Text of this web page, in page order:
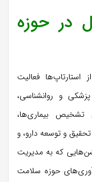
در حوزه
فعالیت
و روانشناسی،
بیماری‌ها،
و توسعه دارو، و
که به مدیریت
حوزه سلامت